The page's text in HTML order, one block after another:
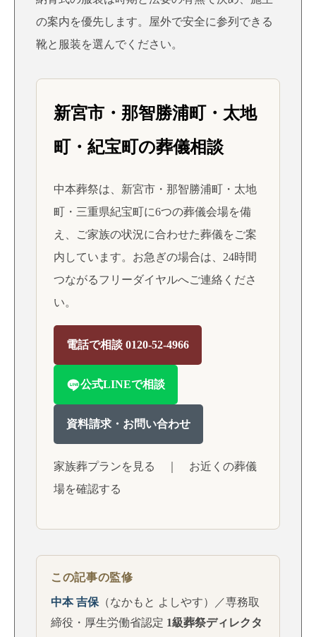
の案内を優先します。屋外で安全に参列できる
靴と服装を選んでください。
新宮市・那智勝浦町・太地
町・紀宝町の葬儀相談
中本葬祭は、新宮市・那智勝浦町・太地
町・三重県紀宝町に6つの葬儀会場を備
え、ご家族の状況に合わせた葬儀をご案
内しています。お急ぎの場合は、24時間
つながるフリーダイヤルへご連絡くださ
い。
電話で相談 0120-52-4966
公式LINEで相談
資料請求・お問い合わせ
家族葬プランを見る
お近くの葬儀
場を確認する
この記事の監修
中本 吉保 （なかもと よしやす）／専務取
締役・厚生労働省認定 1級葬祭ディレクタ